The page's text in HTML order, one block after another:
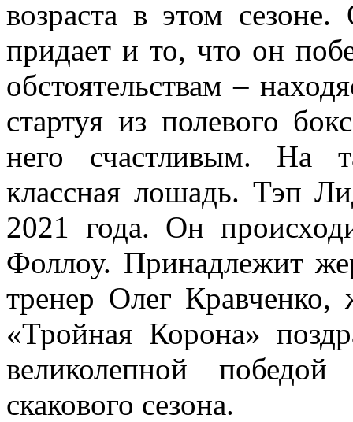
возраста в этом
придает и то, что он
обстоятельствам –
стартуя из полевого
него счастливым. На
классная лошадь. Тэп
2021 года. Он
Фоллоу. Принадлежит
тренер Олег
«Тройная Корона»
великолепной
скакового сезона.